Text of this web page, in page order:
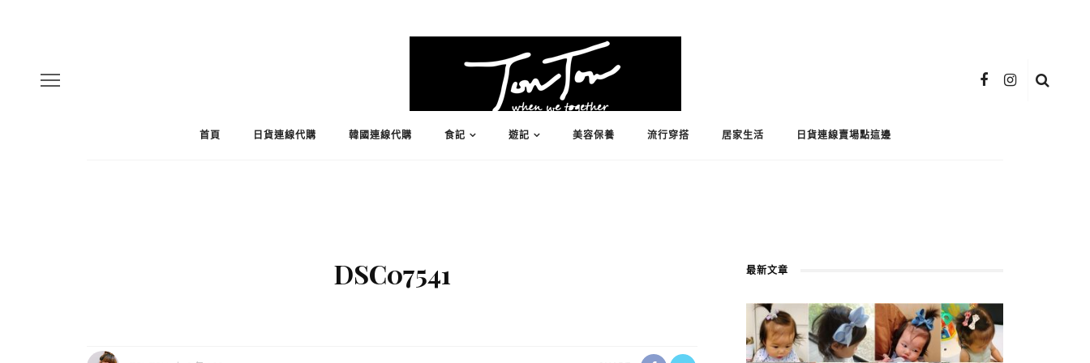
首頁 日貨連線代購 韓國連線代購 食記 遊記 美容保養 流行穿搭 居家生活 日貨連線賣場點這邊
DSC07541 最新文章